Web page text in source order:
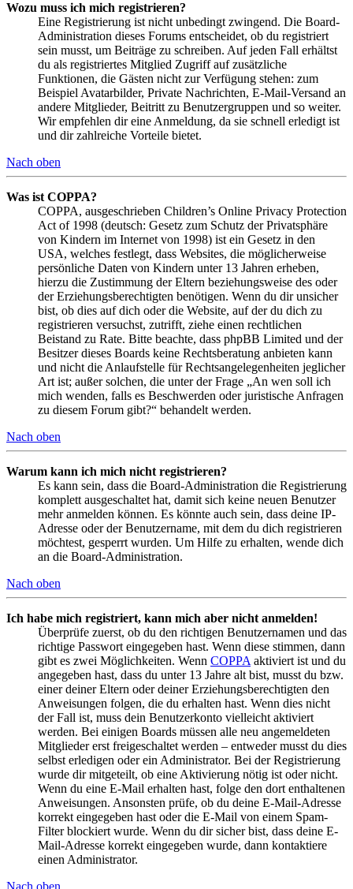
Wozu muss ich mich registrieren?
Eine Registrierung ist nicht unbedingt zwingend. Die Board-
Administration dieses Forums entscheidet, ob du registriert
sein musst, um Beiträge zu schreiben. Auf jeden Fall erhältst
du als registriertes Mitglied Zugriff auf zusätzliche
Funktionen, die Gästen nicht zur Verfügung stehen: zum
Beispiel Avatarbilder, Private Nachrichten, E-Mail-Versand an
andere Mitglieder, Beitritt zu Benutzergruppen und so weiter.
Wir empfehlen dir eine Anmeldung, da sie schnell erledigt ist
und dir zahlreiche Vorteile bietet.
Nach oben
Was ist COPPA?
COPPA, ausgeschrieben Children’s Online Privacy Protection
Act of 1998 (deutsch: Gesetz zum Schutz der Privatsphäre
von Kindern im Internet von 1998) ist ein Gesetz in den
USA, welches festlegt, dass Websites, die möglicherweise
persönliche Daten von Kindern unter 13 Jahren erheben,
hierzu die Zustimmung der Eltern beziehungsweise des oder
der Erziehungsberechtigten benötigen. Wenn du dir unsicher
bist, ob dies auf dich oder die Website, auf der du dich zu
registrieren versuchst, zutrifft, ziehe einen rechtlichen
Beistand zu Rate. Bitte beachte, dass phpBB Limited und der
Besitzer dieses Boards keine Rechtsberatung anbieten kann
und nicht die Anlaufstelle für Rechtsangelegenheiten jeglicher
Art ist; außer solchen, die unter der Frage „An wen soll ich
mich wenden, falls es Beschwerden oder juristische Anfragen
zu diesem Forum gibt?“ behandelt werden.
Nach oben
Warum kann ich mich nicht registrieren?
Es kann sein, dass die Board-Administration die Registrierung
komplett ausgeschaltet hat, damit sich keine neuen Benutzer
mehr anmelden können. Es könnte auch sein, dass deine IP-
Adresse oder der Benutzername, mit dem du dich registrieren
möchtest, gesperrt wurden. Um Hilfe zu erhalten, wende dich
an die Board-Administration.
Nach oben
Ich habe mich registriert, kann mich aber nicht anmelden!
Überprüfe zuerst, ob du den richtigen Benutzernamen und das
richtige Passwort eingegeben hast. Wenn diese stimmen, dann
gibt es zwei Möglichkeiten. Wenn COPPA aktiviert ist und du
angegeben hast, dass du unter 13 Jahre alt bist, musst du bzw.
einer deiner Eltern oder deiner Erziehungsberechtigten den
Anweisungen folgen, die du erhalten hast. Wenn dies nicht
der Fall ist, muss dein Benutzerkonto vielleicht aktiviert
werden. Bei einigen Boards müssen alle neu angemeldeten
Mitglieder erst freigeschaltet werden – entweder musst du dies
selbst erledigen oder ein Administrator. Bei der Registrierung
wurde dir mitgeteilt, ob eine Aktivierung nötig ist oder nicht.
Wenn du eine E-Mail erhalten hast, folge den dort enthaltenen
Anweisungen. Ansonsten prüfe, ob du deine E-Mail-Adresse
korrekt eingegeben hast oder die E-Mail von einem Spam-
Filter blockiert wurde. Wenn du dir sicher bist, dass deine E-
Mail-Adresse korrekt eingegeben wurde, dann kontaktiere
einen Administrator.
Nach oben